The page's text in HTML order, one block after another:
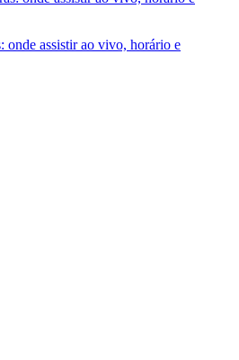
onde assistir ao vivo, horário e